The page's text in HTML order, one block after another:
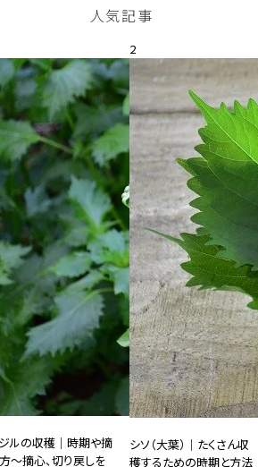
人気記事
ルの収穫｜時期や摘
～摘心、切り戻しを
2
シソ（大葉）｜たくさん収
穫するための時期と方法